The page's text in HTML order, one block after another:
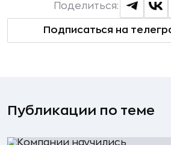
Подписаться на
Поделиться:
Публикации по теме